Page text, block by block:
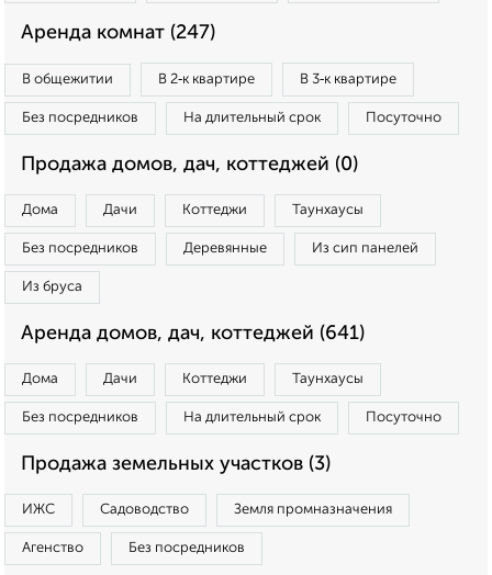
Аренда комнат (247)
В общежитии В 2‑к квартире В 3‑к квартире
Без посредников На длительный срок Посуточно
Продажа домов, дач, коттеджей (0)
Дома Дачи Коттеджи Таунхаусы
Без посредников Деревянные Из сип панелей
Из бруса
Аренда домов, дач, коттеджей (641)
Дома Дачи Коттеджи Таунхаусы
Без посредников На длительный срок Посуточно
Продажа земельных участков (3)
ИЖС Садоводство Земля промназначения
Агенство Без посредников